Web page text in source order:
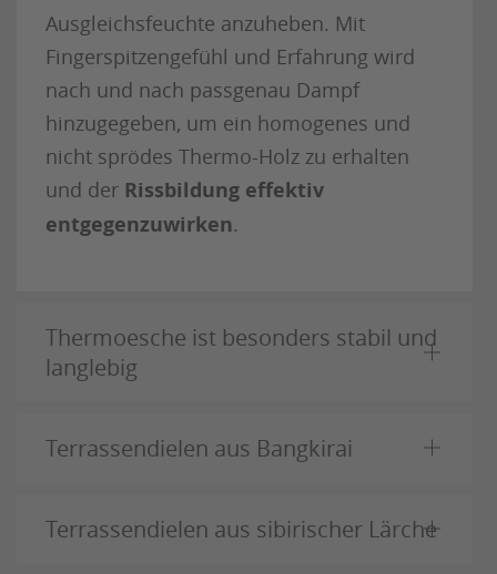
Ausgleichsfeuchte anzuheben. Mit
Fingerspitzengefühl und Erfahrung wird
nach und nach passgenau Dampf
hinzugegeben, um ein homogenes und
nicht sprödes Thermo-Holz zu erhalten
und der Rissbildung effektiv
entgegenzuwirken.
Thermoesche ist besonders stabil und
langlebig
Terrassendielen aus Bangkirai
Terrassendielen aus sibirischer Lärche